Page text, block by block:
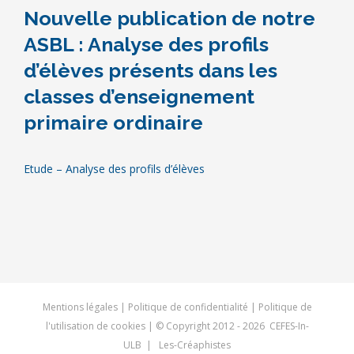
Nouvelle publication de notre
ASBL : Analyse des profils
d’élèves présents dans les
classes d’enseignement
primaire ordinaire
Etude – Analyse des profils d’élèves
Mentions légales| Politique de confidentialité | Politique de
l'utilisation de cookies| © Copyright 2012 -2026 CEFES-In-
ULB | Les-Créaphistes